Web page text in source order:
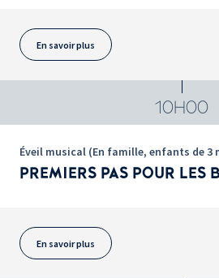
En savoir plus
10H00
Éveil musical (En famille, enfants de 3
PREMIERS PAS POUR LES
En savoir plus